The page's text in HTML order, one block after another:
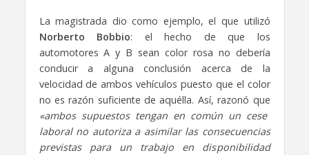
La magistrada dio como ejemplo, el que utilizó
Norberto Bobbio: el hecho de que los
automotores A y B sean color rosa no debería
conducir a alguna conclusión acerca de la
velocidad de ambos vehículos puesto que el color
no es razón suficiente de aquélla. Así, razonó que
«ambos supuestos tengan en común un cese
laboral no autoriza a asimilar las consecuencias
previstas para un trabajo en disponibilidad